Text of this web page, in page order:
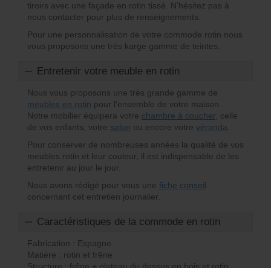
tiroirs avec une façade en rotin tissé. N’hésitez pas à
nous contacter pour plus de renseignements.
Pour une personnalisation de votre commode rotin nous
vous proposons une très karge gamme de teintes.
Entretenir votre meuble en rotin
Nous vous proposons une très grande gamme de
meubles en rotin pour l’ensemble de votre maison.
Notre mobilier équipera votre chambre à coucher , celle
de vos enfants, votre salon ou encore votre véranda
Pour conserver de nombreuses années la qualité de vos
meubles rotin et leur couleur, il est indispensable de les
entretenir au jour le jour.
Nous avons rédigé pour vous une fiche conseil
concernant cet entretien journalier.
Caractéristiques de la commode en rotin
Fabrication : Espagne
Matière : rotin et frêne